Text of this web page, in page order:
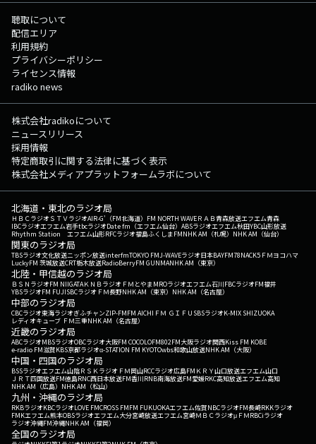
聴取について
配信エリア
利用規約
プライバシーポリシー
ライセンス情報
radiko news
株式会社radikoについて
ニュースリリース
採用情報
特定商取引に関する法律に基づく表示
株式会社メディアプラットフォームラボについて
北海道・東北のラジオ局
ＨＢＣラジオＳＴＶラジオAIR-G'（FM北海道） FM NORTH WAVEＲＡＢ青森放送エフエム青森
IBCラジオエフエム岩手tbcラジオDate fm（エフエム仙台） ABSラジオエフエム秋田YBC山形放送
Rhythm Station エフエム山形RFCラジオ福島ふくしまFMNHK AM（札幌） NHK AM（仙台）
関東のラジオ局
TBSラジオ文化放送ニッポン放送interfmTOKYO FMJ-WAVEラジオ日本BAYFM78NACK5 ＦＭヨコハマ
LuckyFM 茨城放送CRT栃木放送RadioBerryFM GUNMANHK AM（東京）
北陸・甲信越のラジオ局
ＢＳＮラジオFM NIIGATAＫＮＢラジオ ＦＭとやまMROラジオエフエム石川FBCラジオFM福井
YBSラジオFM FUJISBCラジオ ＦＭ長野NHK AM（東京） NHK AM（名古屋）
中部のラジオ局
CBCラジオ東海ラジオぎふチャンZIP-FMFM AICHI ＦＭ ＧＩＦＵ SBSラジオK-MIX SHIZUOKA
レディオキューブ ＦＭ三重NHK AM（名古屋）
近畿のラジオ局
ABCラジオMBSラジオOBCラジオ大阪FM COCOLOFM802FM大阪ラジオ関西Kiss FM KOBE
e-radio FM滋賀KBS京都ラジオα-STATION FM KYOTOwbs和歌山放送NHK AM（大阪）
中国・四国のラジオ局
BSSラジオエフエム山陰ＲＳＫラジオ ＦＭ岡山RCCラジオ広島FM ＫＲＹ山口放送エフエム山口
ＪＲＴ四国放送FM徳島RNC西日本放送FM香川RNB南海放送FM愛媛RKC高知放送エフエム高知
NHK AM（広島） NHK AM（松山）
九州・沖縄のラジオ局
RKBラジオKBCラジオLOVE FMCROSS FMFM FUKUOKAエフエム佐賀NBCラジオFM長崎RKKラジオ
FMKエフエム熊本OBSラジオエフエム大分宮崎放送エフエム宮崎ＭＢＣラジオμＦＭRBCiラジオ
ラジオ沖縄FM沖縄NHK AM（福岡）
全国のラジオ局